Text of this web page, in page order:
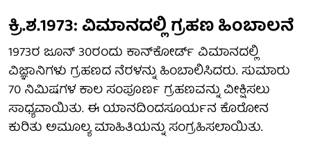
ಕ್ರಿ.ಶ.1973: ವಿಮಾನದಲ್ಲಿ ಗ್ರಹಣ ಹಿಂಬಾಲನೆ
1973ರ ಜೂನ್ 30ರಂದು ಕಾನ್‌ಕೋರ್ಡ್ ವಿಮಾನದಲ್ಲಿ
ವಿಜ್ಞಾನಿಗಳು ಗ್ರಹಣದ ನೆರಳನ್ನು ಹಿಂಬಾಲಿಸಿದರು. ಸುಮಾರು
70 ನಿಮಿಷಗಳ ಕಾಲ ಸಂಪೂರ್ಣ ಗ್ರಹಣವನ್ನು ವೀಕ್ಷಿಸಲು
ಸಾಧ್ಯವಾಯಿತು. ಈ ಯಾನದಿಂದಸೂರ್ಯನ ಕೊರೋನ
ಕುರಿತು ಅಮೂಲ್ಯ ಮಾಹಿತಿಯನ್ನು ಸಂಗ್ರಹಿಸಲಾಯಿತು.